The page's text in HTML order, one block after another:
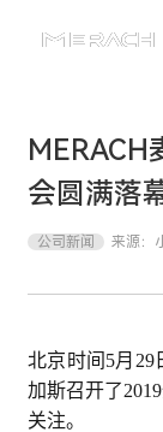
会圆满落
公司新闻 来源：
北京时间5月
加斯召开了
关注。